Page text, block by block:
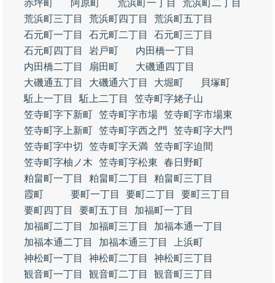
赤坪町 阿原町 荒浜町一丁目
荒浜町二丁目
荒浜町三丁目
荒浜町四丁目
荒浜町五丁目
石元町一丁目
石元町二丁目
石元町三丁目
石元町四丁目
岩戸町
内田橋一丁目
内田橋二丁目
扇田町
大磯通四丁目
大磯通五丁目
大磯通六丁目 大堀町
貝塚町
駈上一丁目
駈上二丁目
笠寺町字姥子山
笠寺町字下新町 笠寺町字市場 笠寺町字市場東
笠寺町字上新町 笠寺町字西之門
笠寺町字大門
笠寺町字中切
笠寺町字天満
笠寺町字迫間
笠寺町字柚ノ木
笠寺町字松東
春日野町
粕畠町一丁目
粕畠町二丁目
粕畠町三丁目
霞町
要町一丁目 要町二丁目
要町三丁目
要町四丁目
要町五丁目
加福町一丁目
加福町二丁目
加福町三丁目
加福本通一丁目
加福本通二丁目
加福本通三丁目
上浜町
神松町一丁目
神松町二丁目
神松町三丁目
観音町一丁目
観音町二丁目
観音町三丁目